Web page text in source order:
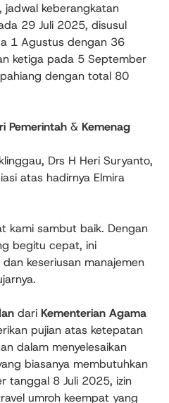
jadwal keberangkatan
29 Juli 2025, disusul
1 Agustus dengan 36
ketiga pada 5 September
dengan total 80
Pemerintah & Kemenag
Drs H Heri Suryanto,
atas hadirnya Elmira
kami sambut baik. Dengan
begitu cepat, ini
keseriusan manajemen
dari Kementerian Agama
pujian atas ketepatan
dalam menyelesaikan
biasanya membutuhkan
tanggal 8 Juli 2025, izin
umroh keempat yang